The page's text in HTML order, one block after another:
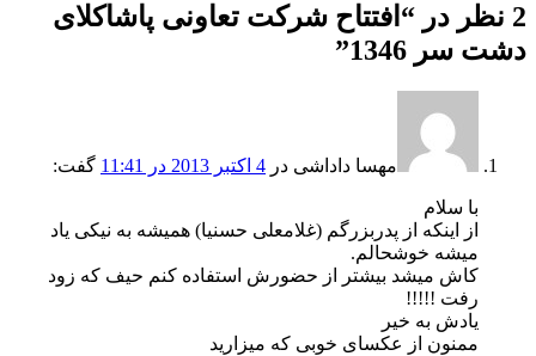
2 نظر در “
افتتاح شرکت تعاونی پاشاکلای
دشت سر 1346
”
مهسا داداشی در 4 اکتبر 2013 در 11:41 گفت:
با سلام
از اینکه از پدربزرگم (غلامعلی حسنیا) همیشه به نیکی یاد
میشه خوشحالم.
کاش میشد بیشتر از حضورش استفاده کنم حیف که زود
رفت !!!!!
یادش به خیر
ممنون از عکسای خوبی که میزارید